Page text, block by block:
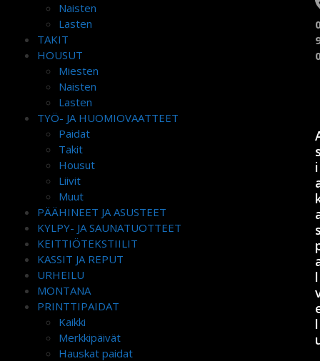
Naisten
Lasten
TAKIT
HOUSUT
Miesten
Naisten
Lasten
TYÖ- JA HUOMIOVAATTEET
Paidat
Takit
Housut
Liivit
Muut
PÄÄHINEET JA ASUSTEET
KYLPY- JA SAUNATUOTTEET
KEITTIÖTEKSTIILIT
KASSIT JA REPUT
URHEILU
MONTANA
PRINTTIPAIDAT
Kaikki
Merkkipäivät
Hauskat paidat
i
l
l